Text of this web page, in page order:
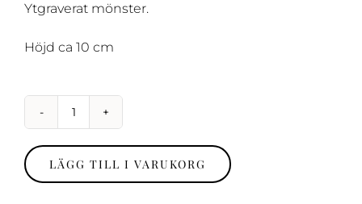
Ytgraverat mönster.
Höjd ca 10 cm
prickig
mängd
LÄGG TILL I VARUKORG